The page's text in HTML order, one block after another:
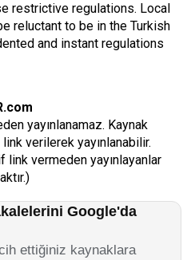
restrictive regulations. Local
reluctant to be in the Turkish
and instant regulations
yayınlanamaz. Kaynak
verilerek yayınlanabilir.
vermeden yayınlayanlar
Google'da
ettiğiniz kaynaklara